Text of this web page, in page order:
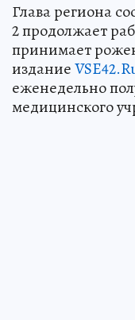
Глава региона
2 продолжает
принимает
издание
еженедельно
медицинского